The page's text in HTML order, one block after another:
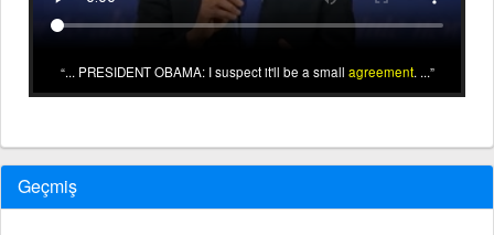
... PRESIDENT OBAMA: I suspect it'll be a small agreement. ...
Geçmiş